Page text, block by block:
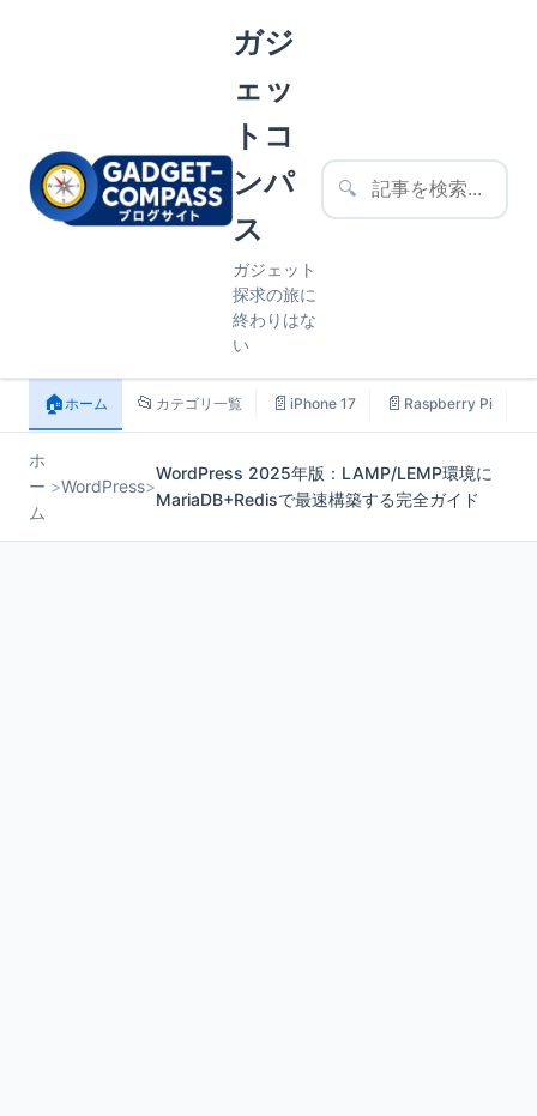
ガジ
ェッ
トコ
ンパ
ス
ガジェット
探求の旅に
終わりはな
い
🔍
🏠ホーム 📂 カテゴリ一覧 📄 iPhone 17 📄 Raspberry Pi
ホ
ー
ム
>WordPress>
WordPress 2025年版：LAMP/LEMP環境に
MariaDB+Redisで最速構築する完全ガイド